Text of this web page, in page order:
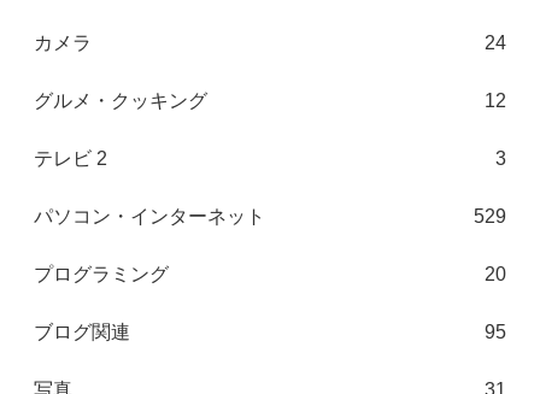
カメラ 24
グルメ・クッキング 12
テレビ 2 3
パソコン・インターネット 529
プログラミング 20
ブログ関連 95